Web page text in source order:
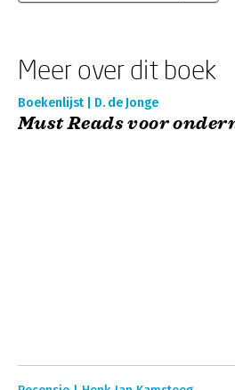
Meer over dit boek
Boekenlijst | D. de Jonge
Must Reads voor